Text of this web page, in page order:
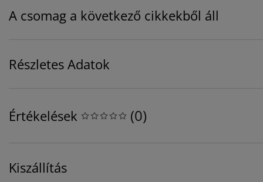
A csomag a következő cikkekből áll
Részletes Adatok
Értékelések (0)
Kiszállítás